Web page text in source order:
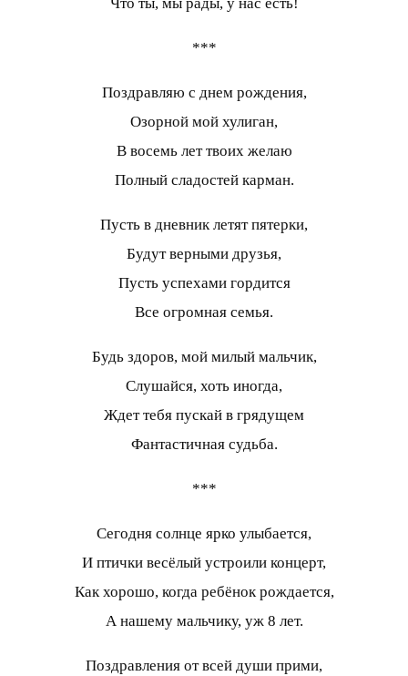
***
Поздравляю с днем рождения,
Озорной мой хулиган,
В восемь лет твоих желаю
Полный сладостей карман.
Пусть в дневник летят пятерки,
Будут верными друзья,
Пусть успехами гордится
Все огромная семья.
Будь здоров, мой милый мальчик,
Слушайся, хоть иногда,
Ждет тебя пускай в грядущем
Фантастичная судьба.
***
Сегодня солнце ярко улыбается,
И птички весёлый устроили концерт,
Как хорошо, когда ребёнок рождается,
А нашему мальчику, уж 8 лет.
Поздравления от всей души прими,